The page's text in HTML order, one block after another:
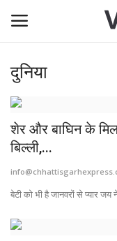
Home
Contact
देश
राज्य
दुनिया
शेर और बाघिन के
बिल्ली,...
बेटी को भी है जानवरों से प्यार